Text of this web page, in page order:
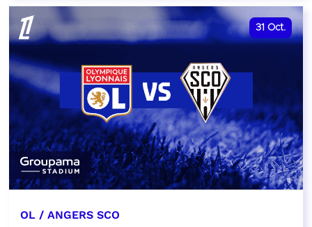
31 Oct.
OL / ANGERS SCO